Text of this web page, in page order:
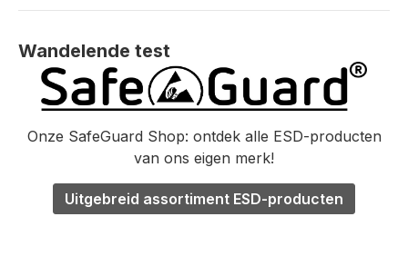
Wandelende test
Onze SafeGuard Shop: ontdek alle ESD-producten
van ons eigen merk!
Uitgebreid assortiment ESD-producten